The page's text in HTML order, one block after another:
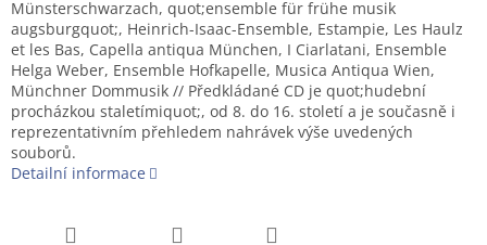
Münsterschwarzach, quot;ensemble für frühe musik
augsburgquot;, Heinrich-Isaac-Ensemble, Estampie, Les Haulz
et les Bas, Capella antiqua München, I Ciarlatani, Ensemble
Helga Weber, Ensemble Hofkapelle, Musica Antiqua Wien,
Münchner Dommusik // Předkládané CD je quot;hudební
procházkou staletímiquot;, od 8. do 16. století a je současně i
reprezentativním přehledem nahrávek výše uvedených
souborů.
Detailní informace